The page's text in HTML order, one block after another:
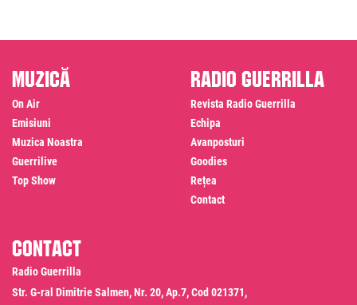
Muzică
On Air
Emisiuni
Muzica Noastra
Guerrilive
Top Show
Radio Guerrilla
Revista Radio Guerrilla
Echipa
Avanposturi
Goodies
Rețea
Contact
Contact
Radio Guerrilla
Str. G-ral Dimitrie Salmen, Nr. 20, Ap.7, Cod 021371,